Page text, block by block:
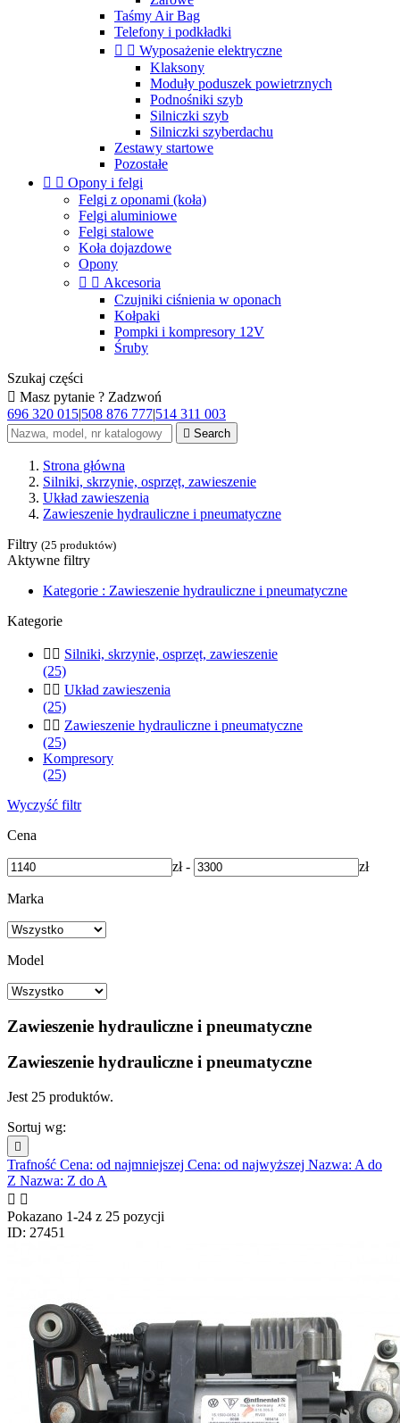
Taśmy Air Bag
Telefony i podkładki
  Wyposażenie elektryczne
Klaksony
Moduły poduszek powietrznych
Podnośniki szyb
Silniczki szyb
Silniczki szyberdachu
Zestawy startowe
Pozostałe
  Opony i felgi
Felgi z oponami (koła)
Felgi aluminiowe
Felgi stalowe
Koła dojazdowe
Opony
  Akcesoria
Czujniki ciśnienia w oponach
Kołpaki
Pompki i kompresory 12V
Śruby
Szukaj części
 Masz pytanie ? Zadzwoń
696 320 015|508 876 777|514 311 003
 Search
Strona główna
Silniki, skrzynie, osprzęt, zawieszenie
Układ zawieszenia
Zawieszenie hydrauliczne i pneumatyczne
Filtry (25 produktów)
Aktywne filtry
Kategorie : Zawieszenie hydrauliczne i pneumatyczne
Kategorie
  Silniki, skrzynie, osprzęt, zawieszenie
(25)
  Układ zawieszenia
(25)
  Zawieszenie hydrauliczne i pneumatyczne
(25)
Kompresory
(25)
Wyczyść filtr
Cena
zł - zł
Marka
Model
Zawieszenie hydrauliczne i pneumatyczne
Zawieszenie hydrauliczne i pneumatyczne
Jest 25 produktów.
Sortuj wg:

Trafność Cena: od najmniejszej Cena: od najwyższej Nazwa: A do
Z Nazwa: Z do A
 
Pokazano 1-24 z 25 pozycji
ID: 27451